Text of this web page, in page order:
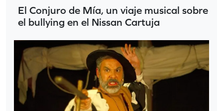
El Conjuro de Mía, un viaje musical sobre
el bullying en el Nissan Cartuja